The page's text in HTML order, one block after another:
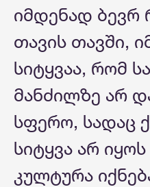
იმდენად ბევრ
თავის თავში,
სიტყვაა, რომ
მანძილზე არ
სფერო, სადაც
სიტყვა არ
კულტურა